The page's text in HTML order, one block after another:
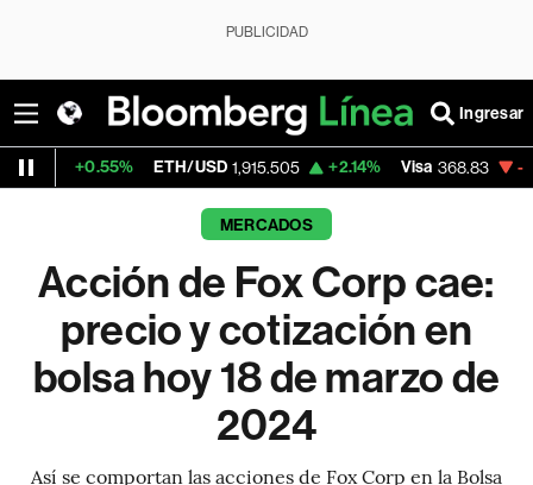
PUBLICIDAD
Ingresar
ETH/USD 1,915.505 +2.14% Visa 368.83 -0.21%
MERCADOS
Acción de Fox Corp cae:
precio y cotización en
bolsa hoy 18 de marzo de
2024
Así se comportan las acciones de Fox Corp en la Bolsa